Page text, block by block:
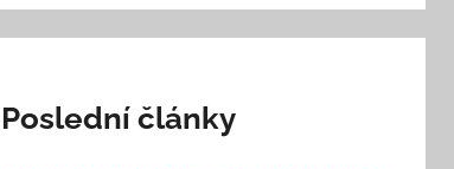
Poslední články